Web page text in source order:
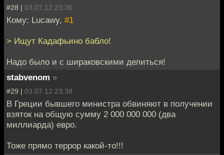
#28 | 03.07.12 23:36
Кому: Lucawy, #1
> Ищут Кадафьино бабло!
Надо было и с шираковскими делиться!
stabvenom »
#29 | 03.07.12 23:38
В Греции бывшего министра обвиняют в получении
взяток на общую сумму 2 000 000 000 (два
миллиарда) евро.
Тоже прямо террор какой-то!!!